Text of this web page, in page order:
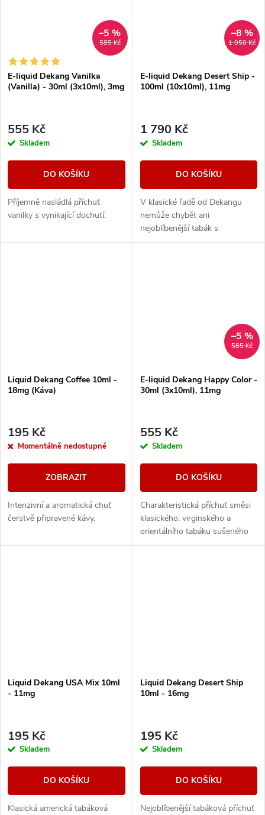
585 Kč
–5 %
E-liquid Dekang Vanilka
(Vanilla) - 30ml (3x10ml), 3mg
555 Kč
Skladem
DO KOŠÍKU
Příjemně nasládlá příchuť
vanilky s vynikající dochutí.
1 950 Kč
–8 %
E-liquid Dekang Desert Ship -
100ml (10x10ml), 11mg
1 790 Kč
Skladem
DO KOŠÍKU
V klasické řadě od Dekangu
nemůže chybět ani
nejoblíbenější tabák s
legendárním velbloudem.
Liquid Dekang Coffee 10ml -
18mg (Káva)
195 Kč
Momentálně nedostupné
ZOBRAZIT
Intenzivní a aromatická chuť
čerstvě připravené kávy.
585 Kč
–5 %
E-liquid Dekang Happy Color -
30ml (3x10ml), 11mg
555 Kč
Skladem
DO KOŠÍKU
Charakteristická příchuť směsi
klasického, virginského a
orientálního tabáku sušeného
žárem slunce.
Liquid Dekang USA Mix 10ml
- 11mg
195 Kč
Skladem
DO KOŠÍKU
Klasická americká tabáková
Liquid Dekang Desert Ship
10ml - 16mg
195 Kč
Skladem
DO KOŠÍKU
Nejoblíbenější tabáková příchuť